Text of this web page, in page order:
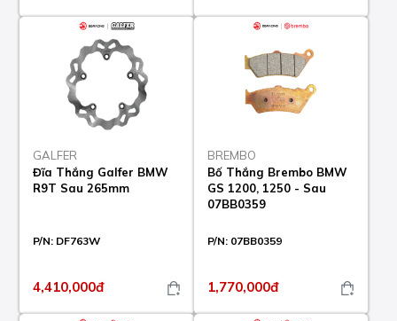
GALFER
Đĩa Thắng Galfer BMW
R9T Sau 265mm
P/N: DF763W
4,410,000đ
BREMBO
Bố Thắng Brembo BMW
GS 1200, 1250 - Sau
07BB0359
P/N: 07BB0359
1,770,000đ